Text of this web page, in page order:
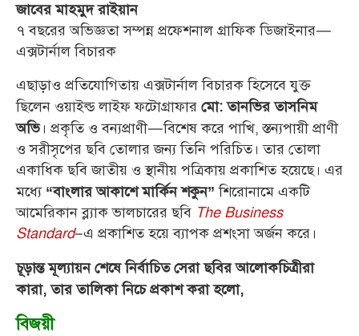
জাবের মাহমুদ রাইয়ান
৭ বছরের অভিজ্ঞতা সম্পন্ন প্রফেশনাল গ্রাফিক ডিজাইনার—
এক্সটার্নাল বিচারক
এছাড়াও প্রতিযোগিতায় এক্সটার্নাল বিচারক হিসেবে যুক্ত
ছিলেন ওয়াইল্ড লাইফ ফটোগ্রাফার মো: তানভির তাসনিম
অভি। প্রকৃতি ও বন্যপ্রাণী—বিশেষ করে পাখি, স্তন্যপায়ী প্রাণী
ও সরীসৃপের ছবি তোলার জন্য তিনি পরিচিত। তার তোলা
একাধিক ছবি জাতীয় ও স্থানীয় পত্রিকায় প্রকাশিত হয়েছে। এর
মধ্যে “বাংলার আকাশে মার্কিন শকুন” শিরোনামে একটি
আমেরিকান ব্ল্যাক ভালচারের ছবি The Business
Standard–এ প্রকাশিত হয়ে ব্যাপক প্রশংসা অর্জন করে।
চূড়ান্ত মূল্যায়ন শেষে নির্বাচিত সেরা ছবির আলোকচিত্রীরা
কারা, তার তালিকা নিচে প্রকাশ করা হলো,
বিজয়ী